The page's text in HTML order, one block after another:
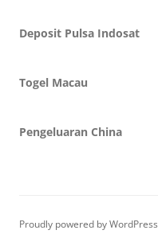
Deposit Pulsa Indosat
Togel Macau
Pengeluaran China
Proudly powered by WordPress